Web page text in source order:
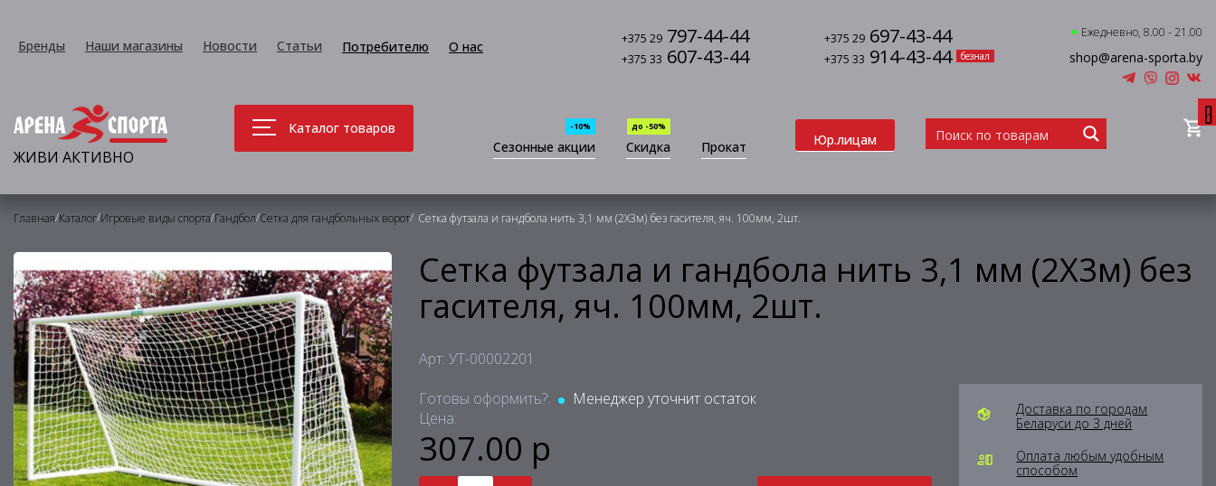
Бренды Наши магазины Новости Статьи Потребителю О нас +375 29 797-44-44 +375 29 697-43-44
+375 33 607-43-44 +375 33 914-43-44 безнал
Ежедневно, 8.00 - 21.00
shop@arena-sporta.by
ЖИВИ АКТИВНО
Каталог товаров
Сезонные акции
-10%
Скидка
до -50%
Прокат Юр.лицам
0
Главная/Каталог/Игровые виды спорта/Гандбол/Сетка для гандбольных ворот/ Сетка футзала и гандбола нить 3,1 мм (2Х3м) без гасителя, яч. 100мм, 2шт.
Сетка футзала и гандбола нить 3,1 мм (2Х3м) без
гасителя, яч. 100мм, 2шт.
Арт: УТ-00002201
Готовы оформить?:
Менеджер уточнит остаток
Цена:
307.00 р
Доставка по городам
Беларуси до 3 дней
Оплата любым удобным
способом